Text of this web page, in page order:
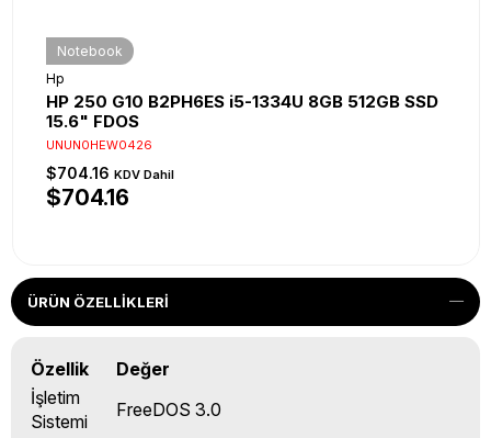
Notebook
Hp
HP 250 G10 B2PH6ES i5-1334U 8GB 512GB SSD
15.6" FDOS
UNUN0HEW0426
$704.16 KDV Dahil
$704.16
ÜRÜN ÖZELLIKLERI
Özellik
Değer
İşletim
Sistemi
FreeDOS 3.0